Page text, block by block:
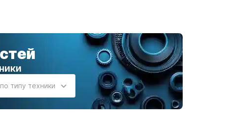
типу техники